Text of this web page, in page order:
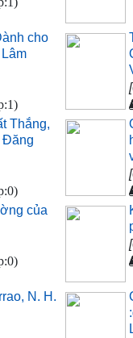
cho
Thắng,
Đăng
của
N. H.